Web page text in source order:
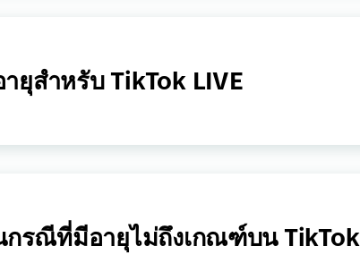
ยุสำหรับ TikTok LIVE
กรณีที่มีอายุไม่ถึงเกณฑ์บน TikTok